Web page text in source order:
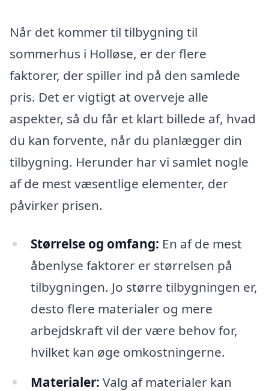
Når det kommer til tilbygning til
sommerhus i Holløse, er der flere
faktorer, der spiller ind på den samlede
pris. Det er vigtigt at overveje alle
aspekter, så du får et klart billede af, hvad
du kan forvente, når du planlægger din
tilbygning. Herunder har vi samlet nogle
af de mest væsentlige elementer, der
påvirker prisen.
Størrelse og omfang: En af de mest
åbenlyse faktorer er størrelsen på
tilbygningen. Jo større tilbygningen er,
desto flere materialer og mere
arbejdskraft vil der være behov for,
hvilket kan øge omkostningerne.
Materialer: Valg af materialer kan